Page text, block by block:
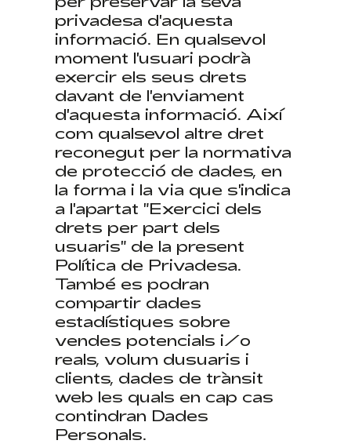
privadesa d'aquesta
informació. En qualsevol
moment l'usuari podrà
exercir els seus drets
davant de l'enviament
d'aquesta informació. Així
com qualsevol altre dret
reconegut per la normativa
de protecció de dades, en
la forma i la via que s'indica
a l'apartat "Exercici dels
drets per part dels
usuaris" de la present
Política de Privadesa.
També es podran
compartir dades
estadístiques sobre
vendes potencials i/o
reals, volum dusuaris i
clients, dades de trànsit
web les quals en cap cas
contindran Dades
Personals.